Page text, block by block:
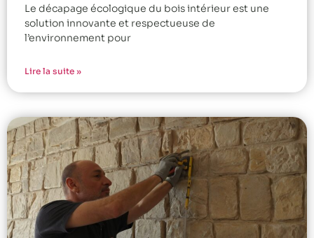
Le décapage écologique du bois intérieur est une
solution innovante et respectueuse de
l’environnement pour
Lire la suite »